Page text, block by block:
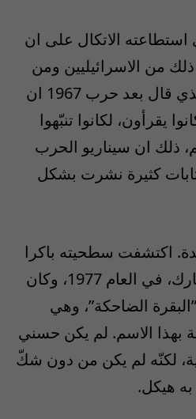
الاتكال على ان
من الاسرائيليين ومن
موشي دايان بالذات الذي قال بعد حرب 1967 ان
يقرأون، لكانوا تنبّهوا
ذلك ان سيناريو الحرب
كثيرة نشرت بشكل
اكتشفت سطحيته باكرا
عندما وصف حسني مبارك، في العام 1977، وكان
الضاحكة”، وهي
بهذا الاسم. لم يكن حسني
لكنّه لم يكن من دون شكّ
به هيكل.